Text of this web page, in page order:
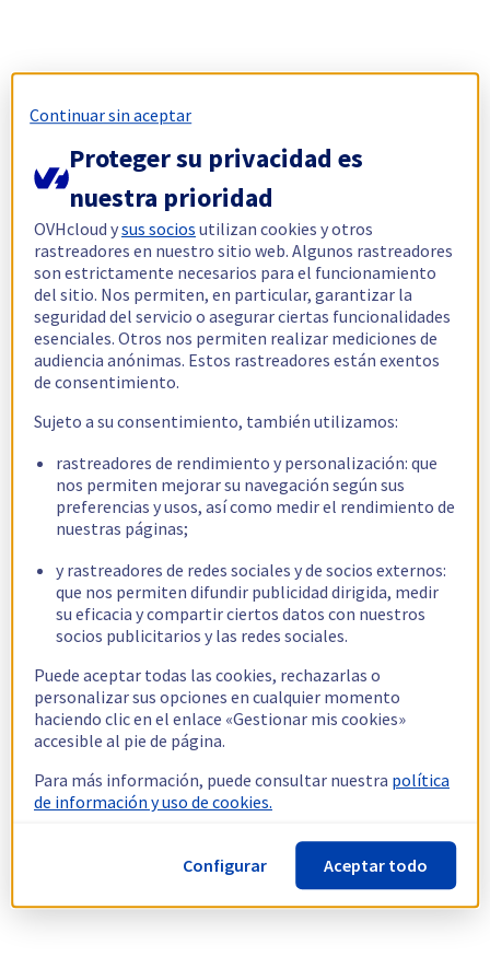
Continuar sin aceptar
Proteger su privacidad es
nuestra prioridad
OVHcloud ysus socios utilizan cookies y otros
rastreadores en nuestro sitio web. Algunos rastreadores
son estrictamente necesarios para el funcionamiento
del sitio. Nos permiten, en particular, garantizar la
seguridad del servicio o asegurar ciertas funcionalidades
esenciales. Otros nos permiten realizar mediciones de
audiencia anónimas. Estos rastreadores están exentos
de consentimiento.
Sujeto a su consentimiento, también utilizamos:
rastreadores de rendimiento y personalización: que
nos permiten mejorar su navegación según sus
preferencias y usos, así como medir el rendimiento de
nuestras páginas;
y rastreadores de redes sociales y de socios externos:
que nos permiten difundir publicidad dirigida, medir
su eficacia y compartir ciertos datos con nuestros
socios publicitarios y las redes sociales.
Puede aceptar todas las cookies, rechazarlas o
personalizar sus opciones en cualquier momento
haciendo clic en el enlace «Gestionar mis cookies»
accesible al pie de página.
Para más información, puede consultar nuestra política
de información y uso de cookies.
Configurar Aceptar todo